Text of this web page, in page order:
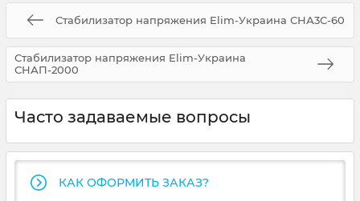
Стабилизатор напряжения Elim-Украина СНА3С-60
Стабилизатор напряжения Elim-Украина
СНАП-2000
Часто задаваемые вопросы
КАК ОФОРМИТЬ ЗАКАЗ?